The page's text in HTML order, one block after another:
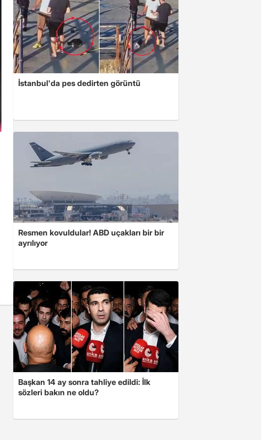
İstanbul'da pes dedirten görüntü
Resmen kovuldular! ABD uçakları bir bir
ayrılıyor
Başkan 14 ay sonra tahliye edildi: İlk
sözleri bakın ne oldu?